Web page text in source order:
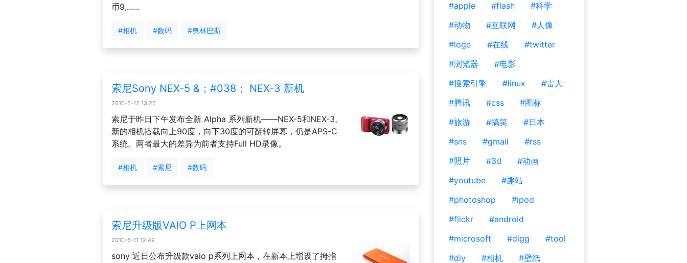
币9,......
#相机 #数码 #奥林巴斯
索尼Sony NEX-5 &；#038； NEX-3 新机
2010-5-12 13:25
索尼于昨日下午发布全新 Alpha 系列新机——NEX-5和NEX-3。
新的相机搭载向上90度，向下30度的可翻转屏幕，仍是APS-C
系统。两者最大的差异为前者支持Full HD录像。
#相机 #索尼 #数码
索尼升级版VAIO P上网本
2010-5-11 12:49
sony 近日公布升级款vaio p系列上网本，在新本上增设了拇指
#apple
#flash
#科学
#动物
#互联网
#人像
#logo
#在线
#twitter
#浏览器
#电影
#搜索引擎
#linux
#雷人
#腾讯
#css
#图标
#旅游
#搞笑
#日本
#sns
#gmail
#rss
#照片
#3d
#动画
#youtube
#趣站
#photoshop
#ipod
#flickr
#android
#microsoft
#digg
#tool
#diy
#相机
#壁纸